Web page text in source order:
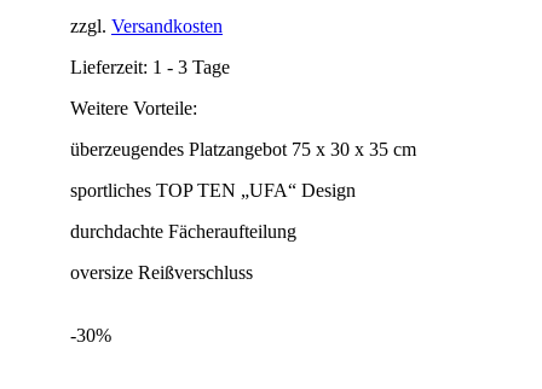
zzgl. Versandkosten
Lieferzeit: 1 - 3 Tage
Weitere Vorteile:
überzeugendes Platzangebot 75 x 30 x 35 cm
sportliches TOP TEN „UFA“ Design
durchdachte Fächeraufteilung
oversize Reißverschluss
-30%